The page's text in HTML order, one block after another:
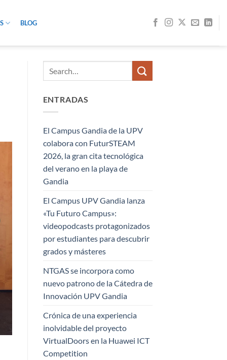
BLOG
ENTRADAS
El Campus Gandia de la UPV
colabora con FuturSTEAM
2026, la gran cita tecnológica
del verano en la playa de
Gandia
El Campus UPV Gandia lanza
«Tu Futuro Campus»:
videopodcasts protagonizados
por estudiantes para descubrir
grados y másteres
NTGAS se incorpora como
nuevo patrono de la Cátedra de
Innovación UPV Gandia
Crónica de una experiencia
inolvidable del proyecto
VirtualDoors en la Huawei ICT
Competition